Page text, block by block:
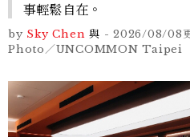
事輕鬆自在。
by Sky Chen 與 - 2026/08/08
Photo／UNCOMMON Taipei